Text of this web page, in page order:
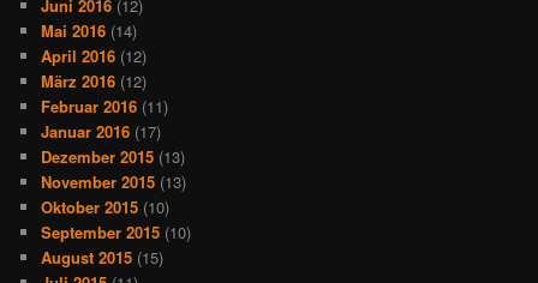
Juni 2016 (12)
Mai 2016 (14)
April 2016 (12)
März 2016 (12)
Februar 2016 (11)
Januar 2016 (17)
Dezember 2015 (13)
November 2015 (13)
Oktober 2015 (10)
September 2015 (10)
August 2015 (15)